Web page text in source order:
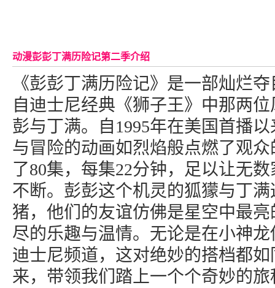
动漫彭彭丁满历险记第二季介绍
《彭彭丁满历险记》是一部灿烂
自迪士尼经典《狮子王》中那两
彭与丁满。自1995年在美国首播
与冒险的动画如烈焰般点燃了观
了80集，每集22分钟，足以让无
不断。彭彭这个机灵的狐獴与丁
猪，他们的友谊仿佛是星空中最
尽的乐趣与温情。无论是在小神
迪士尼频道，这对绝妙的搭档都
来，带领我们踏上一个个奇妙的